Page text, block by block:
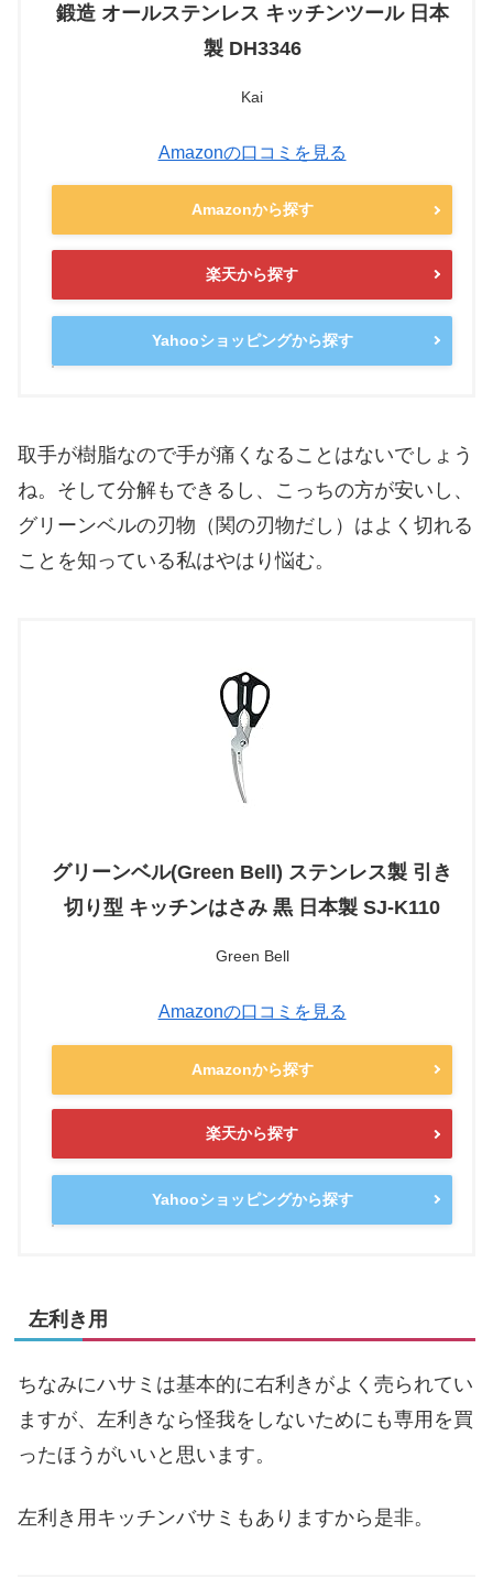
鍛造 オールステンレス キッチンツール 日本
製 DH3346
Kai
Amazonの口コミを見る
Amazonから探す
楽天から探す
Yahooショッピングから探す
取手が樹脂なので手が痛くなることはないでしょう
ね。そして分解もできるし、こっちの方が安いし、
グリーンベルの刃物（関の刃物だし）はよく切れる
ことを知っている私はやはり悩む。
グリーンベル(Green Bell) ステンレス製 引き
切り型 キッチンはさみ 黒 日本製 SJ-K110
Green Bell
Amazonの口コミを見る
Amazonから探す
楽天から探す
Yahooショッピングから探す
左利き用
ちなみにハサミは基本的に右利きがよく売られてい
ますが、左利きなら怪我をしないためにも専用を買
ったほうがいいと思います。
左利き用キッチンバサミもありますから是非。